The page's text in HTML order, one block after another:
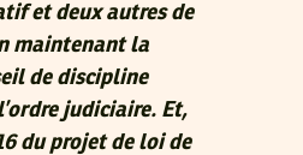
et deux autres de
maintenant la
de discipline
judiciaire. Et,
du projet de loi de